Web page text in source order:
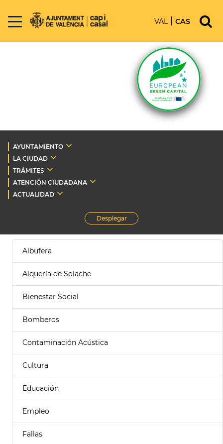
VAL CAS
AYUNTAMIENTO
LA CIUDAD
TRÁMITES
ATENCIÓN CIUDADANA
ACTUALIDAD
Desplegar
Albufera
Alquería de Solache
Bienestar Social
Bomberos
Contaminación Acústica
Cultura
Educación
Empleo
Fallas